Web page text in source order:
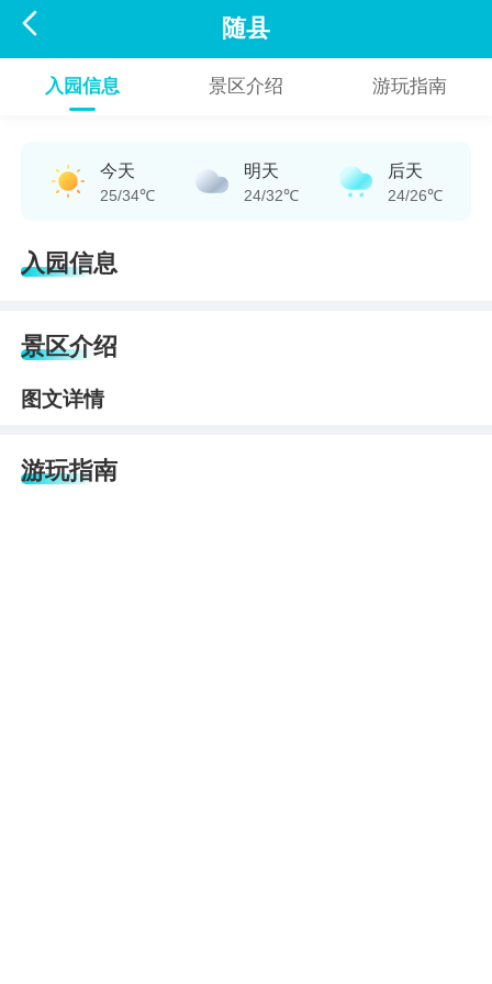
 随县
入园信息 景区介绍 游玩指南
今天
25/34℃
明天
24/32℃
后天
24/26℃
入园信息
景区介绍
图文详情
游玩指南